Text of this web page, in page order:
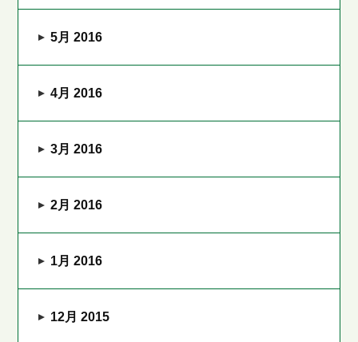
5月 2016
4月 2016
3月 2016
2月 2016
1月 2016
12月 2015